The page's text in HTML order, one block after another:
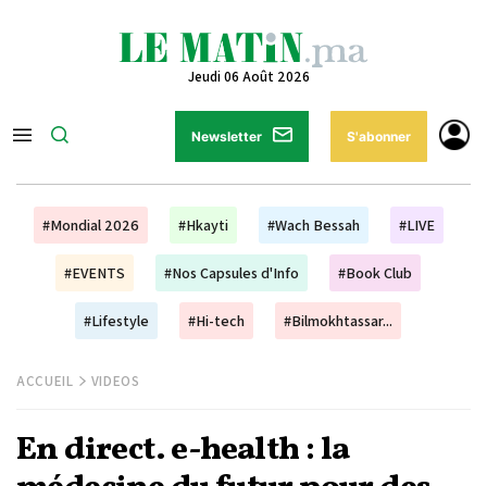
Jeudi 06 Août 2026
Newsletter S'abonner
#Mondial 2026 #Hkayti #Wach Bessah #LIVE
#EVENTS #Nos Capsules d'Info #Book Club
#Lifestyle #Hi-tech #Bilmokhtassar...
ACCUEIL VIDEOS
En direct. e-health : la